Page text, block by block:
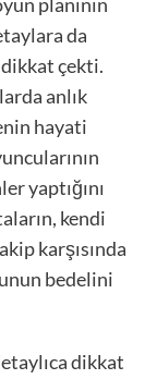
da
dikkat çekti.
anlık
hayati
yaptığını
kendi
karşısında
bedelini
dikkat